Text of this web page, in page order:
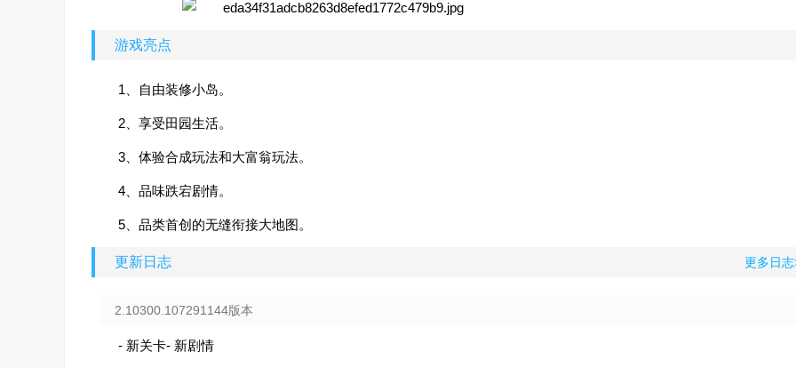
游戏亮点
1、自由装修小岛。
2、享受田园生活。
3、体验合成玩法和大富翁玩法。
4、品味跌宕剧情。
5、品类首创的无缝衔接大地图。
更新日志 更多日
2.10300.107291144版本
- 新关卡- 新剧情